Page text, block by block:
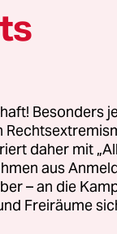
Besonders
daher mit
aus
– an die
Freiräume